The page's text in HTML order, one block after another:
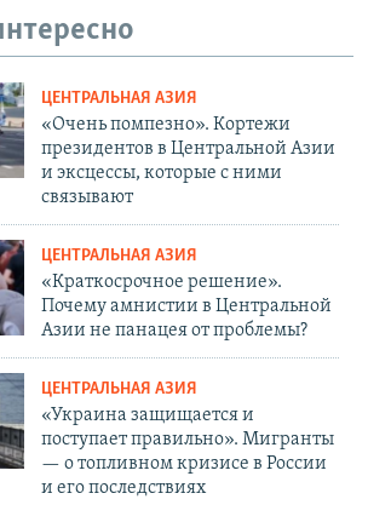
ЦЕНТРАЛЬНАЯ АЗИЯ
«Очень помпезно». Кортежи
президентов в Центральной Азии
и эксцессы, которые с ними
связывают
ЦЕНТРАЛЬНАЯ АЗИЯ
«Краткосрочное решение».
Почему амнистии в Центральной
Азии не панацея от проблемы?
ЦЕНТРАЛЬНАЯ АЗИЯ
«Украина защищается и
поступает правильно». Мигранты
— о топливном кризисе в России
и его последствиях